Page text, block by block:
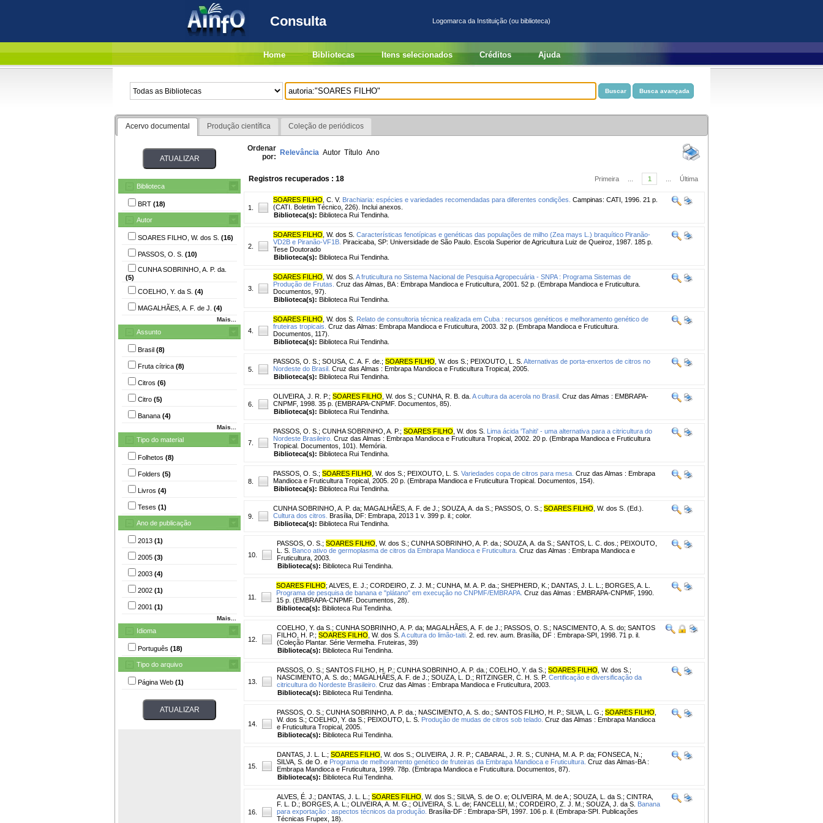
Consulta Logomarca da Instituição (ou biblioteca)
Home Bibliotecas Itens selecionados Créditos Ajuda
Acervo documental Produção científica Coleção de periódicos
Biblioteca
BRT (18)
Autor
SOARES FILHO, W. dos S. (16)
PASSOS, O. S. (10)
CUNHA SOBRINHO, A. P. da.
(5)
COELHO, Y. da S. (4)
MAGALHÃES, A. F. de J. (4)
Mais...
Assunto
Brasil (8)
Fruta cítrica (8)
Citros (6)
Citro (5)
Banana (4)
Mais...
Tipo do material
Folhetos (8)
Folders (5)
Livros (4)
Teses (1)
Ano de publicação
2013 (1)
2005 (3)
2003 (4)
2002 (1)
2001 (1)
Mais...
Idioma
Português (18)
Tipo do arquivo
Página Web (1)
Ordenar
por: Relevância Autor Título Ano
Registros recuperados : 18 Primeira 1 Última
1.
SOARES FILHO , C. V. Brachiaria: espécies e variedades recomendadas para diferentes condições. Campinas: CATI, 1996. 21 p.
(CATI. Boletim Técnico, 226). Inclui anexos.
Biblioteca(s): Biblioteca Rui Tendinha.
2.
SOARES FILHO , W. dos S. Características fenotípicas e genéticas das populações de milho (Zea mays L.) braquítico Piranão-
VD2B e Piranão-VF1B. Piracicaba, SP: Universidade de São Paulo. Escola Superior de Agricultura Luiz de Queiroz, 1987. 185 p.
Tese Doutorado
Biblioteca(s): Biblioteca Rui Tendinha.
3.
SOARES FILHO , W. dos S. A fruticultura no Sistema Nacional de Pesquisa Agropecuária - SNPA : Programa Sistemas de
Produção de Frutas. Cruz das Almas, BA : Embrapa Mandioca e Fruticultura, 2001. 52 p. (Embrapa Mandioca e Fruticultura.
Documentos, 97).
Biblioteca(s): Biblioteca Rui Tendinha.
4.
SOARES FILHO , W. dos S. Relato de consultoria técnica realizada em Cuba : recursos genéticos e melhoramento genético de
fruteiras tropicais. Cruz das Almas: Embrapa Mandioca e Fruticultura, 2003. 32 p. (Embrapa Mandioca e Fruticultura.
Documentos, 117).
Biblioteca(s): Biblioteca Rui Tendinha.
5.
PASSOS, O. S. ; SOUSA, C. A. F. de. ; SOARES FILHO , W. dos S. ; PEIXOUTO, L. S. Alternativas de porta-enxertos de citros no
Nordeste do Brasil. Cruz das Almas : Embrapa Mandioca e Fruticultura Tropical, 2005.
Biblioteca(s): Biblioteca Rui Tendinha.
6.
OLIVEIRA, J. R. P. ; SOARES FILHO , W. dos S. ; CUNHA, R. B. da. A cultura da acerola no Brasil. Cruz das Almas : EMBRAPA-
CNPMF, 1998. 35 p. (EMBRAPA-CNPMF. Documentos, 85).
Biblioteca(s): Biblioteca Rui Tendinha.
7.
PASSOS, O. S. ; CUNHA SOBRINHO, A. P. ; SOARES FILHO , W. dos S. Lima ácida 'Tahiti' - uma alternativa para a citricultura do
Nordeste Brasileiro. Cruz das Almas : Embrapa Mandioca e Fruticultura Tropical, 2002. 20 p. (Embrapa Mandioca e Fruticultura
Tropical. Documentos, 101). Memória.
Biblioteca(s): Biblioteca Rui Tendinha.
8.
PASSOS, O. S. ; SOARES FILHO , W. dos S. ; PEIXOUTO, L. S. Variedades copa de citros para mesa. Cruz das Almas : Embrapa
Mandioca e Fruticultura Tropical, 2005. 20 p. (Embrapa Mandioca e Fruticultura Tropical. Documentos, 154).
Biblioteca(s): Biblioteca Rui Tendinha.
9.
CUNHA SOBRINHO, A. P. da; MAGALHÃES, A. F. de J. ; SOUZA, A. da S. ; PASSOS, O. S. ; SOARES FILHO , W. dos S. (Ed.).
Cultura dos citros. Brasília, DF: Embrapa, 2013 1 v. 399 p. il.; color.
Biblioteca(s): Biblioteca Rui Tendinha.
10.
PASSOS, O. S. ; SOARES FILHO , W. dos S. ; CUNHA SOBRINHO, A. P. da. ; SOUZA, A. da S. ; SANTOS, L. C. dos. ; PEIXOUTO,
L. S. Banco ativo de germoplasma de citros da Embrapa Mandioca e Fruticultura. Cruz das Almas : Embrapa Mandioca e
Fruticultura, 2003.
Biblioteca(s): Biblioteca Rui Tendinha.
11.
SOARES FILHO; ALVES, E. J. ; CORDEIRO, Z. J. M. ; CUNHA, M. A. P. da. ; SHEPHERD, K. ; DANTAS, J. L. L. ; BORGES, A. L.
Programa de pesquisa de banana e "plátano" em execução no CNPMF/EMBRAPA. Cruz das Almas : EMBRAPA-CNPMF, 1990.
15 p. (EMBRAPA-CNPMF. Documentos, 28).
Biblioteca(s): Biblioteca Rui Tendinha.
12.
COELHO, Y. da S. ; CUNHA SOBRINHO, A. P. da; MAGALHÃES, A. F. de J. ; PASSOS, O. S. ; NASCIMENTO, A. S. do; SANTOS
FILHO, H. P. ; SOARES FILHO , W. dos S. A cultura do limão-taiti. 2. ed. rev. aum. Brasília, DF : Embrapa-SPI, 1998. 71 p. il.
(Coleção Plantar. Série Vermelha. Fruteiras, 39)
Biblioteca(s): Biblioteca Rui Tendinha.
13.
PASSOS, O. S. ; SANTOS FILHO, H. P. ; CUNHA SOBRINHO, A. P. da. ; COELHO, Y. da S. ; SOARES FILHO , W. dos S. ;
NASCIMENTO, A. S. do. ; MAGALHÃES, A. F. de J. ; SOUZA, L. D. ; RITZINGER, C. H. S. P. Certificação e diversificação da
citricultura do Nordeste Brasileiro. Cruz das Almas : Embrapa Mandioca e Fruticultura, 2003.
Biblioteca(s): Biblioteca Rui Tendinha.
14.
PASSOS, O. S. ; CUNHA SOBRINHO, A. P. da. ; NASCIMENTO, A. S. do. ; SANTOS FILHO, H. P. ; SILVA, L. G. ; SOARES FILHO
W. dos S. ; COELHO, Y. da S. ; PEIXOUTO, L. S. Produção de mudas de citros sob telado. Cruz das Almas : Embrapa Mandioca
e Fruticultura Tropical, 2005.
Biblioteca(s): Biblioteca Rui Tendinha.
15.
DANTAS, J. L. L. ; SOARES FILHO , W. dos S. ; OLIVEIRA, J. R. P. ; CABARAL, J. R. S. ; CUNHA, M. A. P. da; FONSECA, N. ;
SILVA, S. de O. e Programa de melhoramento genético de fruteiras da Embrapa Mandioca e Fruticultura. Cruz das Almas-BA :
Embrapa Mandioca e Fruticultura, 1999. 78p. (Embrapa Mandioca e Fruticultura. Documentos, 87).
Biblioteca(s): Biblioteca Rui Tendinha.
16.
ALVES, É. J. ; DANTAS, J. L. L. ; SOARES FILHO , W. dos S. ; SILVA, S. de O. e; OLIVEIRA, M. de A. ; SOUZA, L. da S. ; CINTRA,
F. L. D. ; BORGES, A. L. ; OLIVEIRA, A. M. G. ; OLIVEIRA, S. L. de; FANCELLI, M. ; CORDEIRO, Z. J. M. ; SOUZA, J. da S. Banana
para exportação : aspectos técnicos da produção. Brasília-DF : Embrapa-SPI, 1997. 106 p. il. (Embrapa-SPI. Publicações
Técnicas Frupex, 18).